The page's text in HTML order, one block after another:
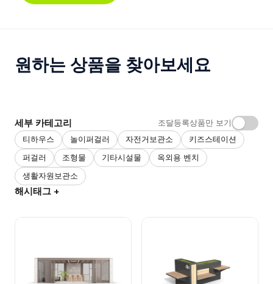
원하는 상품을 찾아보세요
세부 카테고리 조달등록상품만 보기
티하우스 놀이퍼걸러 자전거보관소
키즈스테이션
퍼걸러
조형물 기타시설물
옥외용 벤치
생활자원보관소
해시태그 +